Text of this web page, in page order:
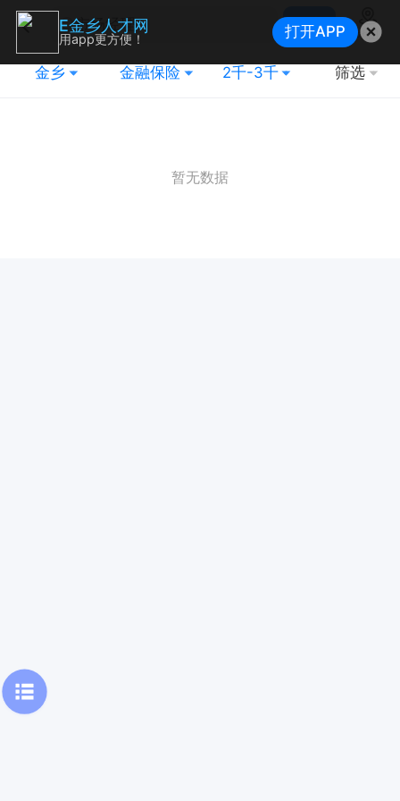
搜索
地图
金乡 金融保险 2千-3千 筛选
暂无数据
E金乡人才网
用app更方便！ 打开APP